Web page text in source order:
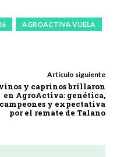
AGROACTIVA VUELA
Artículo siguiente
y caprinos brillaron
en AgroActiva: genética,
campeones y expectativa
por el remate de Talano